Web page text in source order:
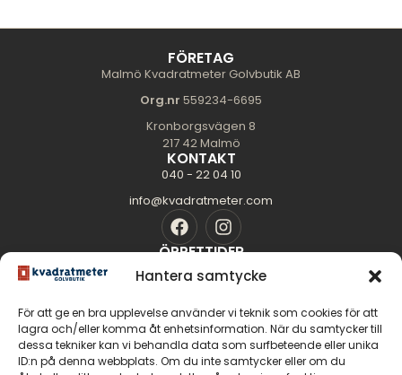
Hantera samtycke
För att ge en bra upplevelse använder vi teknik som cookies för att
lagra och/eller komma åt enhetsinformation. När du samtycker till
dessa tekniker kan vi behandla data som surfbeteende eller unika
ID:n på denna webbplats. Om du inte samtycker eller om du
FÖRETAG
Malmö Kvadratmeter Golvbutik AB
Org.nr 559234-6695
Kronborgsvägen 8
217 42 Malmö
KONTAKT
040 - 22 04 10
info@kvadratmeter.com
ÖPPETTIDER
Mån-Tors: 10.00 - 18.00
Lördag: 11.00 - 14.00
Söndag: Stängt
SIDOR